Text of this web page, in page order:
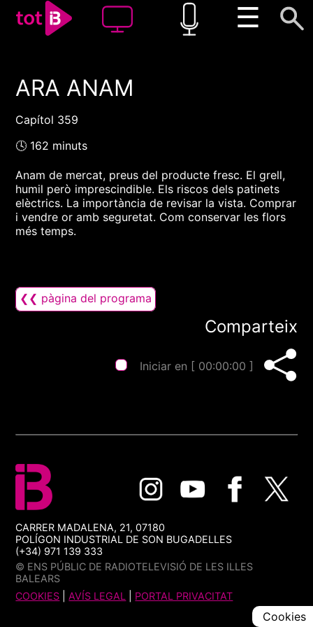
☰
00:00 00:00
ARA ANAM
Capítol 359
🕓 162 minuts
Anam de mercat, preus del producte fresc. El grell,
humil però imprescindible. Els riscos dels patinets
elèctrics. La importància de revisar la vista. Comprar
i vendre or amb seguretat. Com conservar les flors
més temps.
❮❮ pàgina del programa
Comparteix
Iniciar en [ 00:00:00 ]
CARRER MADALENA, 21, 07180
POLÍGON INDUSTRIAL DE SON BUGADELLES
(+34) 971 139 333
© ENS PÚBLIC DE RADIOTELEVISIÓ DE LES ILLES
BALEARS
COOKIES |AVÍS LEGAL PORTAL PRIVACITAT
Cookies